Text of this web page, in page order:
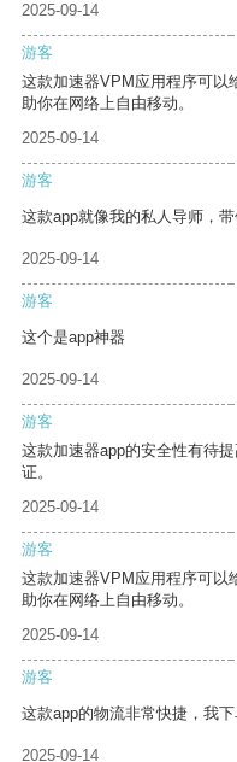
2025-09-14
游客
这款加速器VPM应用程序可以
助你在网络上自由移动。
2025-09-14
游客
这款app就像我的私人导师，带
2025-09-14
游客
这个是app神器
2025-09-14
游客
这款加速器app的安全性有待
证。
2025-09-14
游客
这款加速器VPM应用程序可以
助你在网络上自由移动。
2025-09-14
游客
这款app的物流非常快捷，我下
2025-09-14